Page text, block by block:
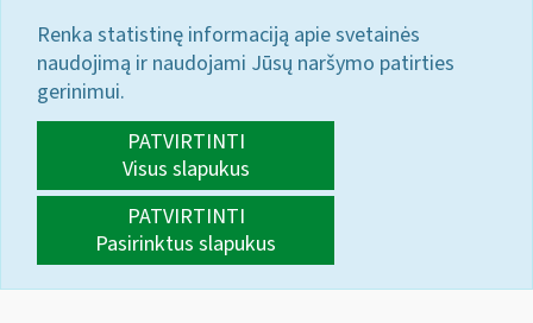
Renka statistinę informaciją apie svetainės
naudojimą ir naudojami Jūsų naršymo patirties
gerinimui.
PATVIRTINTI
Visus slapukus
PATVIRTINTI
Pasirinktus slapukus